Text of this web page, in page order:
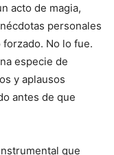
acto de magia,
personales
No lo fue.
especie de
y aplausos
antes de que
que